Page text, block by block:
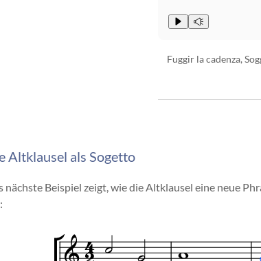
Fuggir la cadenza,
Altklausel als Sogetto
nächste Beispiel zeigt, wie die Altklausel eine neue